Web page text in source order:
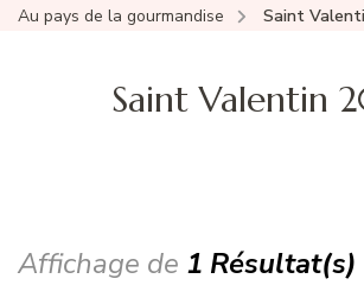
Au pays de la gourmandise
Saint
Saint Valentin
Affichage de 1 Résultat(s)